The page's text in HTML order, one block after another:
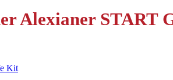
Alexianer START
Kit